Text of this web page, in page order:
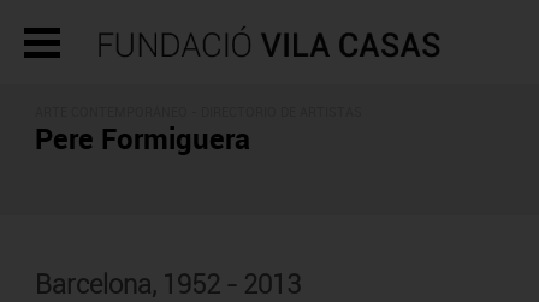
Pere Formiguera
Barcelona, 1952 - 2013